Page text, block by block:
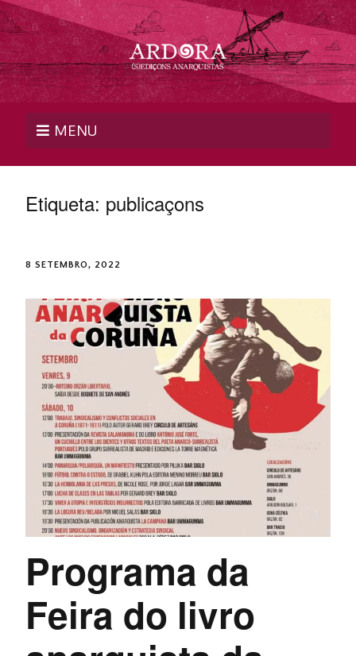
MENU
Etiqueta: publicaçons
8 SETEMBRO, 2022
Programa da
Feira do livro